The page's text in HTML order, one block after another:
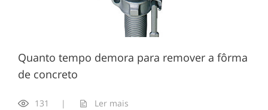
Quanto tempo demora para remover a fôrma
de concreto
131 | Ler mais